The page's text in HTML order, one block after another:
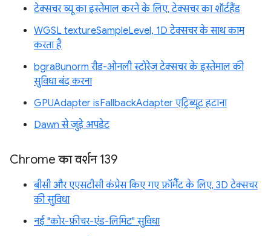
टेक्सचर व्यू का इस्तेमाल करने के लिए, टेक्सचर का शॉर्टहैंड
WGSL textureSampleLevel, 1D टेक्सचर के साथ काम
करता है
bgra8unorm रीड-ओनली स्टोरेज टेक्सचर के इस्तेमाल की
सुविधा बंद करना
GPUAdapter isFallbackAdapter एट्रिब्यूट हटाना
Dawn से जुड़े अपडेट
Chrome का वर्शन 139
बीसी और एएसटीसी कंप्रेस किए गए फ़ॉर्मैट के लिए, 3D टेक्सचर
की सुविधा
नई "कोर-फ़ीचर-एंड-लिमिट" सुविधा